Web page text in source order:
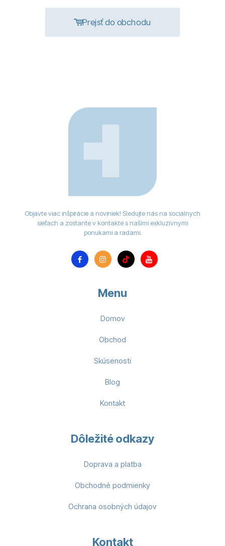
Prejsť do obchodu
Objavte viac inšpirácie a noviniek! Sledujte nás na sociálnych
sieťach a zostante v kontakte s našími exkluzívnymi
ponukami a radami.
Menu
Domov
Obchod
Skúsenosti
Blog
Kontakt
Dôležité odkazy
Doprava a platba
Obchodné podmienky
Ochrana osobných údajov
Kontakt